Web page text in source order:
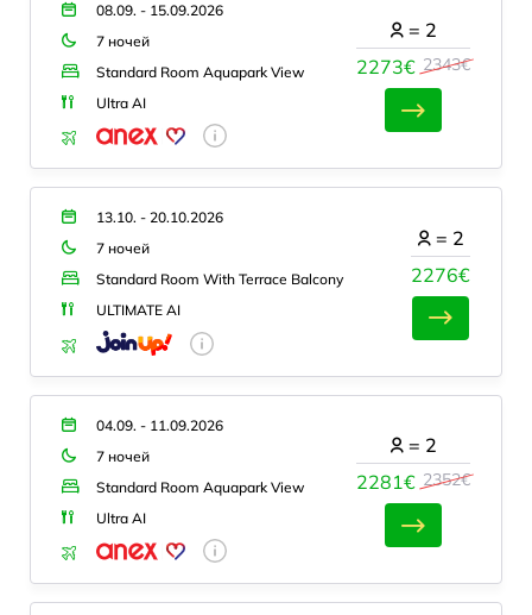
08.09. - 15.09.2026
7 ночей
Standard Room Aquapark View
Ultra AI
2273€ 2343€
= 2
13.10. - 20.10.2026
7 ночей
Standard Room With Terrace Balcony
ULTIMATE AI
2276€
= 2
04.09. - 11.09.2026
7 ночей
Standard Room Aquapark View
Ultra AI
2281€ 2352€
= 2